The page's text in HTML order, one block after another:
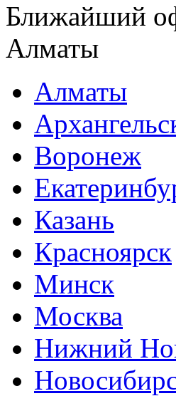
Ближайший
Алматы
Алматы
Воронеж
Казань
Красноярск
Минск
Москва
Нижний